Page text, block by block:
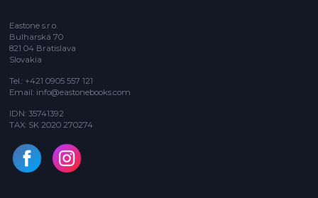
Eastone s.r.o.
Bulharská 70
821 04 Bratislava
Slovakia
Tel.: +421 0905 557 121
Email: info@eastonebooks.com
IDN: 35741392
TAX: SK 2020 270274